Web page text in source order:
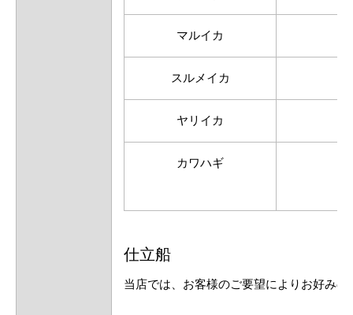
マルイカ
スルメイカ
ヤリイカ
カワハギ
仕立船
当店では、お客様のご要望によりお好み